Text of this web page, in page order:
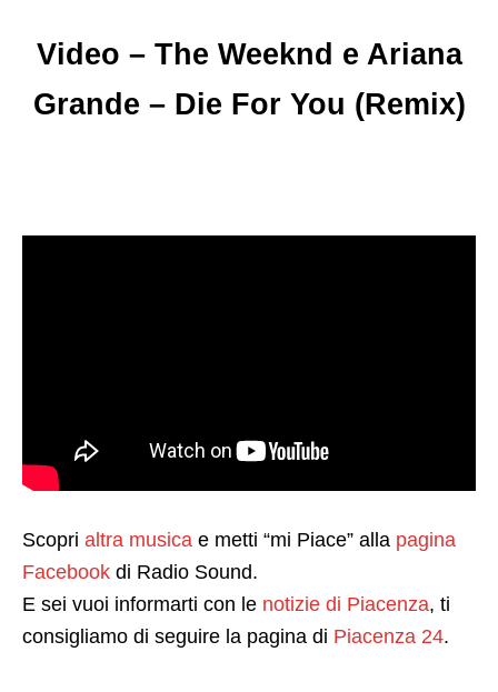
Video – The Weeknd e Ariana
Grande – Die For You (Remix)
Scopri altra musica e metti “mi Piace” alla pagina
Facebook di Radio Sound.
E sei vuoi informarti con le notizie di Piacenza, ti
consigliamo di seguire la pagina di Piacenza 24.